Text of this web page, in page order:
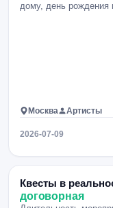
дому, день рождения
Москва Артисты
2026-07-09
Квесты в
договорная